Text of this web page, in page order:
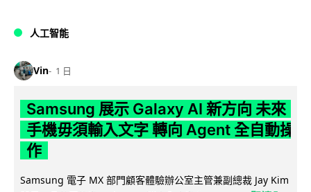
人工智能
Vin 1 日
Samsung 展示 Galaxy AI 新方向 未來
手機毋須輸入文字 轉向 Agent 全自動操
作
Samsung 電子 MX 部門顧客體驗辦公室主管兼副總裁 Jay Kim